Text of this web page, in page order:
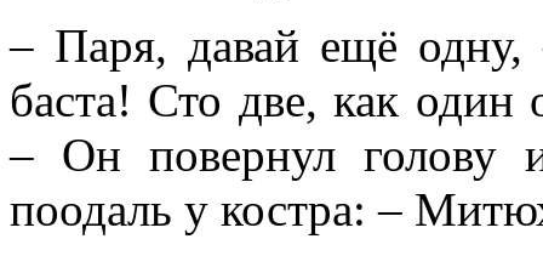
– Паря, давай ещё
баста! Сто две, как
– Он повернул голову
поодаль у костра: –